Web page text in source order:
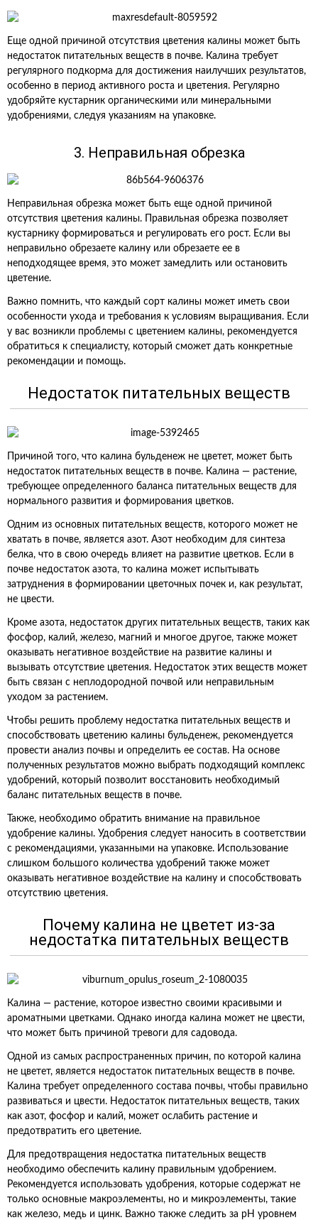
Еще одной причиной отсутствия цветения калины может быть
недостаток питательных веществ в почве. Калина требует
регулярного подкорма для достижения наилучших результатов,
особенно в период активного роста и цветения. Регулярно
удобряйте кустарник органическими или минеральными
удобрениями, следуя указаниям на упаковке.
3. Неправильная обрезка
Неправильная обрезка может быть еще одной причиной
отсутствия цветения калины. Правильная обрезка позволяет
кустарнику формироваться и регулировать его рост. Если вы
неправильно обрезаете калину или обрезаете ее в
неподходящее время, это может замедлить или остановить
цветение.
Важно помнить, что каждый сорт калины может иметь свои
особенности ухода и требования к условиям выращивания. Если
у вас возникли проблемы с цветением калины, рекомендуется
обратиться к специалисту, который сможет дать конкретные
рекомендации и помощь.
Недостаток питательных веществ
Причиной того, что калина бульденеж не цветет, может быть
недостаток питательных веществ в почве. Калина — растение,
требующее определенного баланса питательных веществ для
нормального развития и формирования цветков.
Одним из основных питательных веществ, которого может не
хватать в почве, является азот. Азот необходим для синтеза
белка, что в свою очередь влияет на развитие цветков. Если в
почве недостаток азота, то калина может испытывать
затруднения в формировании цветочных почек и, как результат,
не цвести.
Кроме азота, недостаток других питательных веществ, таких как
фосфор, калий, железо, магний и многое другое, также может
оказывать негативное воздействие на развитие калины и
вызывать отсутствие цветения. Недостаток этих веществ может
быть связан с неплодородной почвой или неправильным
уходом за растением.
Чтобы решить проблему недостатка питательных веществ и
способствовать цветению калины бульденеж, рекомендуется
провести анализ почвы и определить ее состав. На основе
полученных результатов можно выбрать подходящий комплекс
удобрений, который позволит восстановить необходимый
баланс питательных веществ в почве.
Также, необходимо обратить внимание на правильное
удобрение калины. Удобрения следует наносить в соответствии
с рекомендациями, указанными на упаковке. Использование
слишком большого количества удобрений также может
оказывать негативное воздействие на калину и способствовать
отсутствию цветения.
Почему калина не цветет из-за
недостатка питательных веществ
Калина — растение, которое известно своими красивыми и
ароматными цветками. Однако иногда калина может не цвести,
что может быть причиной тревоги для садовода.
Одной из самых распространенных причин, по которой калина
не цветет, является недостаток питательных веществ в почве.
Калина требует определенного состава почвы, чтобы правильно
развиваться и цвести. Недостаток питательных веществ, таких
как азот, фосфор и калий, может ослабить растение и
предотвратить его цветение.
Для предотвращения недостатка питательных веществ
необходимо обеспечить калину правильным удобрением.
Рекомендуется использовать удобрения, которые содержат не
только основные макроэлементы, но и микроэлементы, такие
как железо, медь и цинк. Важно также следить за pH уровнем